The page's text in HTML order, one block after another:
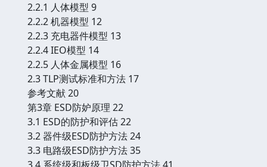
2.2.1 人体模型 9
2.2.2 机器模型 12
2.2.3 充电器件模型 13
2.2.4 IEO模型 14
2.2.5 人体金属模型 16
2.3 TLP测试标准和方法 17
参考文献 20
第3章 ESD防妒原理 22
3.1 ESD的防护和评估 22
3.2 器件级ESD防护方法 24
3.3 电路级ESD防护方法 35